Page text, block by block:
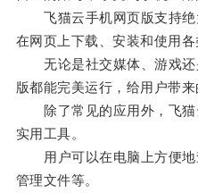
飞猫云手机网页版支持绝
在网页上下载、安装和使用各
无论是社交媒体、游戏还
版都能完美运行，给用户带
除了常见的应用外，飞猫
实用工具。
用户可以在电脑上方便地
管理文件等。